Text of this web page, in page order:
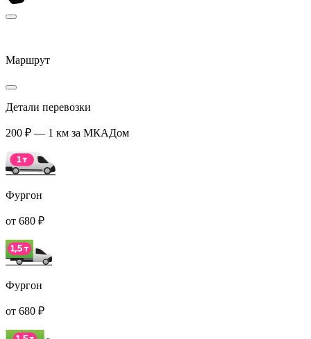
Маршрут
Детали перевозки
200 ₽ — 1 км за МКАДом
Фургон
от 680 ₽
Фургон
от 680 ₽